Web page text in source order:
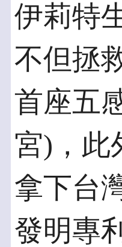
伊莉特
不但拯
首座五
宮)，此
拿下台
發明專